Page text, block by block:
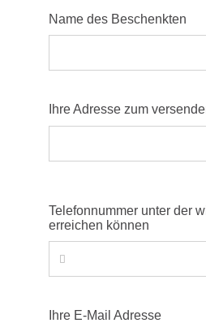
Name des Beschenkten
Ihre Adresse zum
Telefonnummer unter der
erreichen können
Ihre E-Mail Adresse